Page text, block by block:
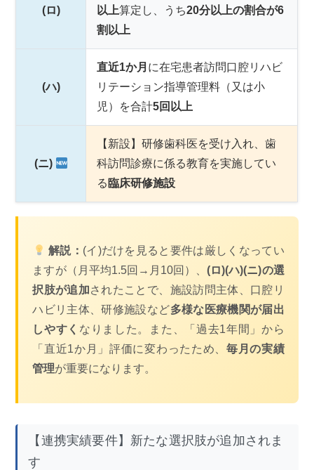
(ロ)
以上算定し、うち20分以上の割合が6
割以上
(ハ)
直近1か月 に在宅患者訪問口腔リハビ
リテーション指導管理料（又は小
児）を合計5回以上
(ニ)
【新設】研修歯科医を受け入れ、歯
科訪問診療に係る教育を実施してい
る 臨床研修施設
解説： (イ)だけを見ると要件は厳しくなってい
ますが（月平均1.5回→月10回）、(ロ)(ハ)(ニ)の選
択肢が追加されたことで、施設訪問主体、口腔リ
ハビリ主体、研修施設など多様な医療機関が届出
しやすく なりました。また、「過去1年間」から
「直近1か月」評価に変わったため、 毎月の実績
管理が重要になります。
【連携実績要件】新たな選択肢が追加されま
す